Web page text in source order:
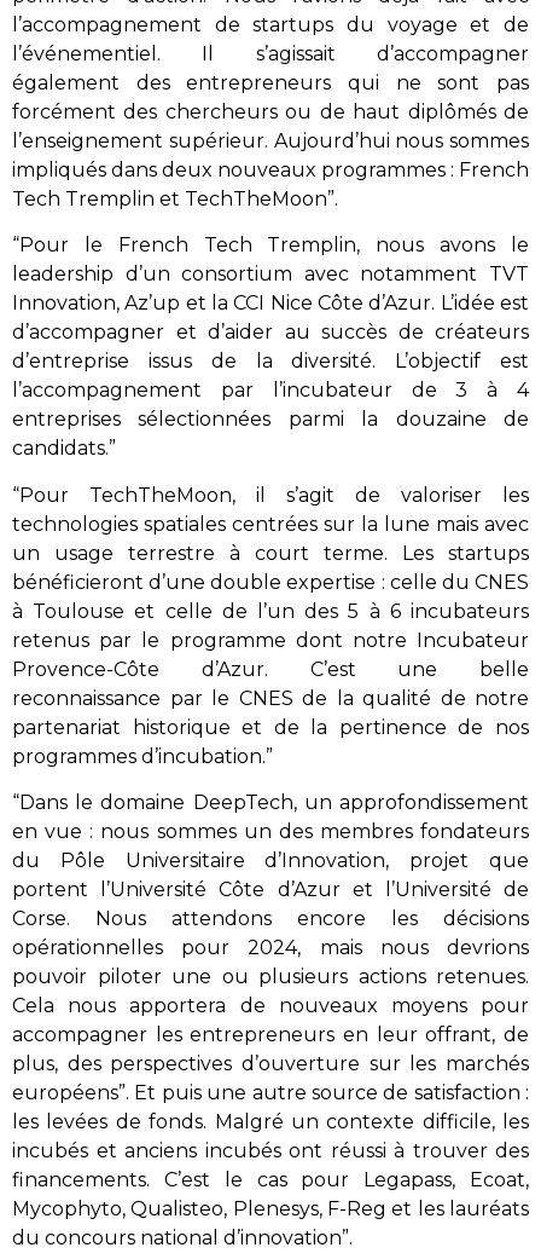
l’accompagnement de startups du voyage et de
l’événementiel. Il s’agissait d’accompagner
également des entrepreneurs qui ne sont pas
forcément des chercheurs ou de haut diplômés de
l’enseignement supérieur. Aujourd’hui nous sommes
impliqués dans deux nouveaux programmes : French
Tech Tremplin et TechTheMoon”.
“Pour le French Tech Tremplin, nous avons le
leadership d’un consortium avec notamment TVT
Innovation, Az’up et la CCI Nice Côte d’Azur. L’idée est
d’accompagner et d’aider au succès de créateurs
d’entreprise issus de la diversité. L’objectif est
l’accompagnement par l’incubateur de 3 à 4
entreprises sélectionnées parmi la douzaine de
candidats.”
“Pour TechTheMoon, il s’agit de valoriser les
technologies spatiales centrées sur la lune mais avec
un usage terrestre à court terme. Les startups
bénéficieront d’une double expertise : celle du CNES
à Toulouse et celle de l’un des 5 à 6 incubateurs
retenus par le programme dont notre Incubateur
Provence-Côte d’Azur. C’est une belle
reconnaissance par le CNES de la qualité de notre
partenariat historique et de la pertinence de nos
programmes d’incubation.”
“Dans le domaine DeepTech, un approfondissement
en vue : nous sommes un des membres fondateurs
du Pôle Universitaire d’Innovation, projet que
portent l’Université Côte d’Azur et l’Université de
Corse. Nous attendons encore les décisions
opérationnelles pour 2024, mais nous devrions
pouvoir piloter une ou plusieurs actions retenues.
Cela nous apportera de nouveaux moyens pour
accompagner les entrepreneurs en leur offrant, de
plus, des perspectives d’ouverture sur les marchés
européens”. Et puis une autre source de satisfaction :
les levées de fonds. Malgré un contexte difficile, les
incubés et anciens incubés ont réussi à trouver des
financements. C’est le cas pour Legapass, Ecoat,
Mycophyto, Qualisteo, Plenesys, F-Reg et les lauréats
du concours national d’innovation”.